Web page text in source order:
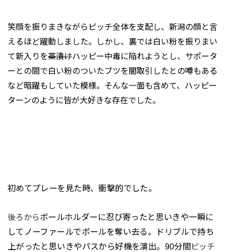
笑顔を振りまきながらピッチ全体を支配し、新潟の顔と言
えるほど躍動しました。しかし、裏では白い粉を振りまい
て新入りを薬漬けハッピー中毒に陥れようとし、サポータ
ーとの間で白い粉のついたブツを闇取引したとの噂もある
など暗躍もしていた模様。そんな一面も含めて、ハッピー
ターンのように皆が大好きな存在でした。
初めてプレーを見た時、衝撃的でした。
後ろからボールホルダーに忍び寄ったと思いきや一瞬に
してノーファールでボールを奪い去る。ドリブルで持ち
上がったと思いきやパスから好機を演出。90分間 ピッチ